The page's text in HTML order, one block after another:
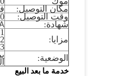
مكان التوصيل:
وقت التوصيل:
20-30
شهادة:
مزايا:
1. السلس الزجاج المصقول.
2. يمكن معالجتها مرة أخرى ، مثل الزجاج المقسى والزجاج المعزول.
3. استقرار كيميائي مستقر.
الوضعية:
خدمة ما بعد البيع